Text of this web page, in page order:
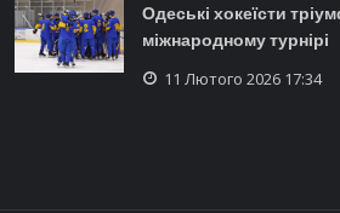
Одеські хокеїсти
міжнародному турнірі
11 Лютого 2026 17:34